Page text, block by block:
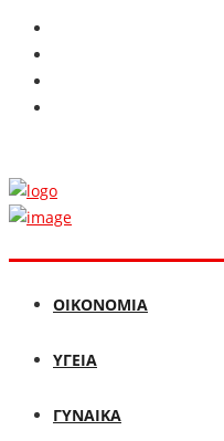
ΟΙΚΟΝΟΜΙΑ
ΥΓΕΙΑ
ΓΥΝΑΙΚΑ